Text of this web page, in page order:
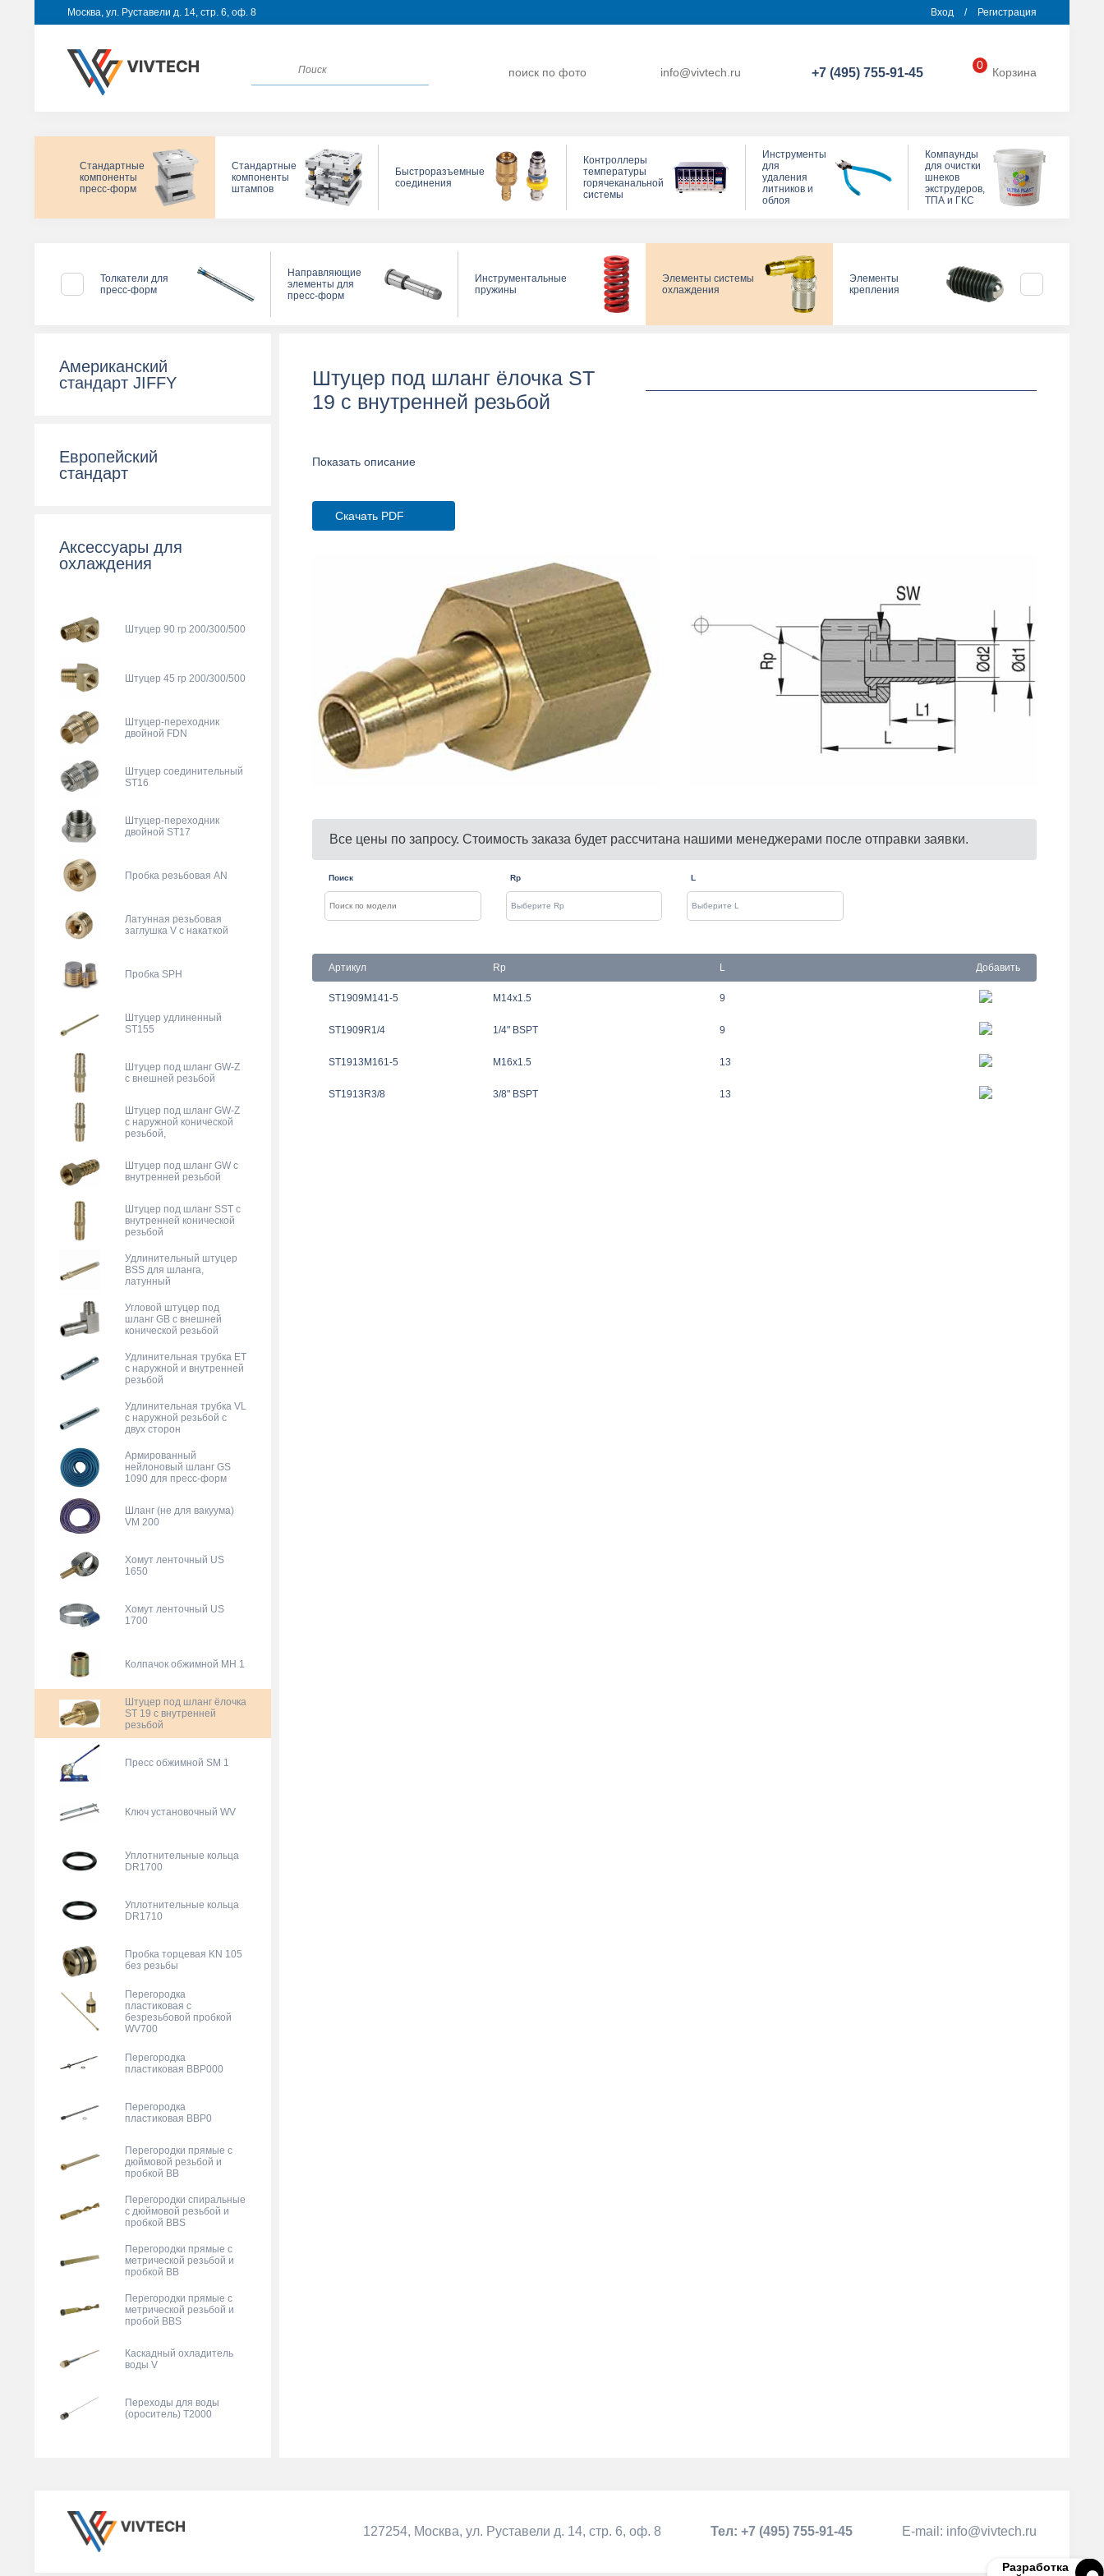
Москва, ул. Руставели д. 14, стр. 6, оф. 8 Вход / Регистрация
поиск по фото info@vivtech.ru +7 (495) 755-91-45
0
Корзина
Стандартные
компоненты
пресс-форм
Стандартные
компоненты
штампов
Быстроразъемные
соединения
Контроллеры
температуры
горячеканальной
системы
Инструменты
для
удаления
литников и
облоя
Компаунды
для очистки
шнеков
экструдеров,
ТПА и ГКС
Толкатели для
пресс-форм
Направляющие
элементы для
пресс-форм
Инструментальные
пружины
Элементы системы
охлаждения
Элементы
крепления
Прижимы для
пресс-формы
Американский
стандарт JIFFY
Европейский
стандарт
Аксессуары для
охлаждения
Штуцер 90 гр 200/300/500
Штуцер 45 гр 200/300/500
Штуцер-переходник
двойной FDN
Штуцер соединительный
ST16
Штуцер-переходник
двойной ST17
Пробка резьбовая AN
Латунная резьбовая
заглушка V с накаткой
Пробка SPH
Штуцер удлиненный
ST155
Штуцер под шланг GW-Z
с внешней резьбой
Штуцер под шланг GW-Z
с наружной конической
резьбой,
Штуцер под шланг GW с
внутренней резьбой
Штуцер под шланг SST с
внутренней конической
резьбой
Удлинительный штуцер
BSS для шланга,
латунный
Угловой штуцер под
шланг GB с внешней
конической резьбой
Удлинительная трубка ET
с наружной и внутренней
резьбой
Удлинительная трубка VL
с наружной резьбой с
двух сторон
Армированный
нейлоновый шланг GS
1090 для пресс-форм
Шланг (не для вакуума)
VM 200
Хомут ленточный US
1650
Хомут ленточный US
1700
Колпачок обжимной MH 1
Штуцер под шланг ёлочка
ST 19 с внутренней
резьбой
Пресс обжимной SM 1
Ключ установочный WV
Уплотнительные кольца
DR1700
Уплотнительные кольца
DR1710
Пробка торцевая KN 105
без резьбы
Перегородка
пластиковая с
безрезьбовой пробкой
WV700
Перегородка
пластиковая BBP000
Перегородка
пластиковая BBP0
Перегородки прямые с
дюймовой резьбой и
пробкой BB
Перегородки спиральные
с дюймовой резьбой и
пробкой BBS
Перегородки прямые с
метрической резьбой и
пробкой BB
Перегородки прямые с
метрической резьбой и
пробой BBS
Каскадный охладитель
воды V
Переходы для воды
(ороситель) T2000
Штуцер под шланг ёлочка ST
19 с внутренней резьбой
Показать описание
Скачать PDF
Все цены по запросу. Стоимость заказа будет рассчитана нашими менеджерами после отправки заявки.
Поиск Rp L
Артикул Rp L Добавить
ST1909M141-5 M14x1.5 9
ST1909R1/4 1/4" BSPT 9
ST1913M161-5 M16x1.5 13
ST1913R3/8 3/8" BSPT 13
127254, Москва, ул. Руставели д. 14, стр. 6, оф. 8 Тел: +7 (495) 755-91-45 Е-mail: info@vivtech.ru
Разработка